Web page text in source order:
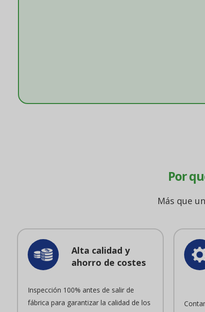
Por
Más que
Alta calidad y
ahorro de costes
Inspección 100% antes de salir de
fábrica para garantizar la calidad de los